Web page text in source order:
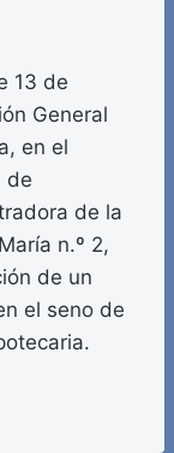
13 de
General
en el
de
de la
n.º 2,
de un
el seno de